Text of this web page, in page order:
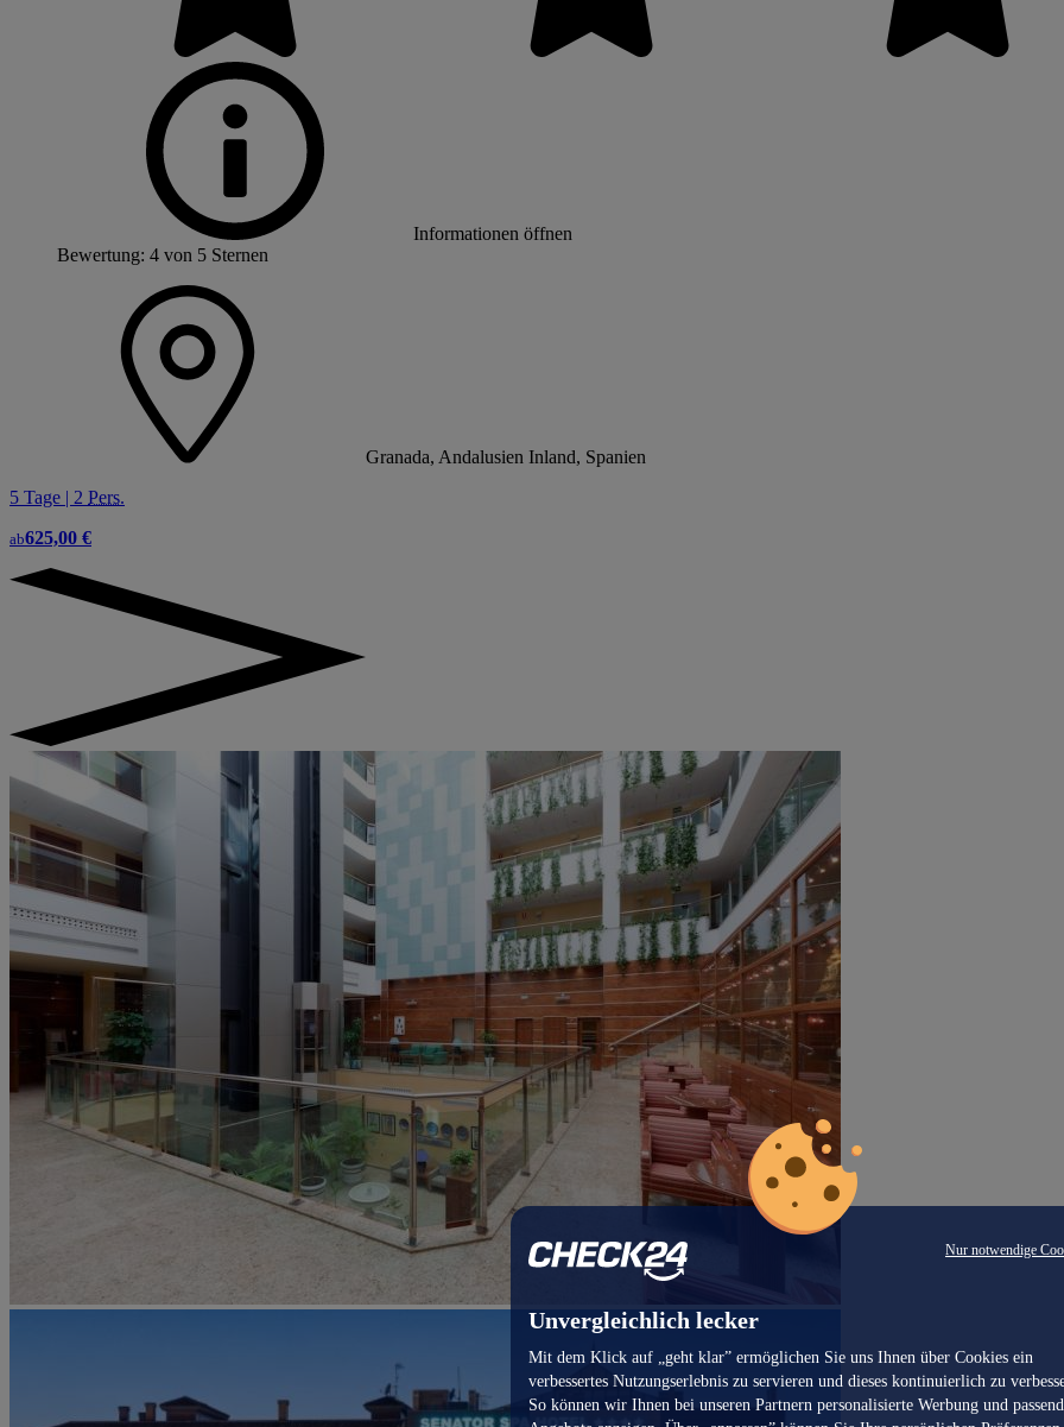
Nur notwendige
Unvergleichlich lecker
Mit dem Klick auf „geht klar” ermöglichen Sie uns Ihnen über Cookies ein
verbessertes Nutzungserlebnis zu servieren und dieses kontinuierlich zu
So können wir Ihnen bei unseren Partnern personalisierte Werbung und
Informationen öffnen
Bewertung: 4 von 5 Sternen
Granada, Andalusien Inland, Spanien
5 Tage | 2 Pers.
ab625,00 €